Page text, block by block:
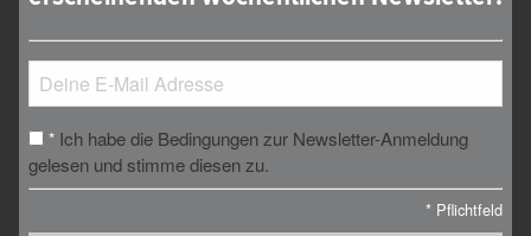
* Ich habe die Bedingungen zur Newsletter-Anmeldung
gelesen und stimme diesen zu.
* Pflichtfeld